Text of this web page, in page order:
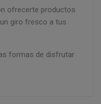
ofrecerte productos
giro fresco a tus
formas de disfrutar